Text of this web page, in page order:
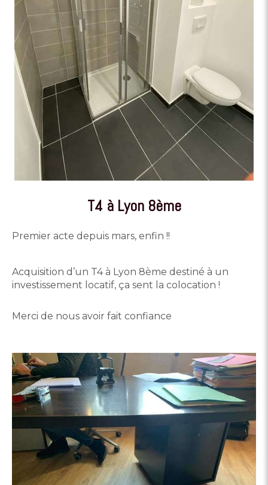
T4 à Lyon 8ème
Premier acte depuis mars, enfin !!
Acquisition d’un T4 à Lyon 8ème destiné à un
investissement locatif, ça sent la colocation !
Merci de nous avoir fait confiance